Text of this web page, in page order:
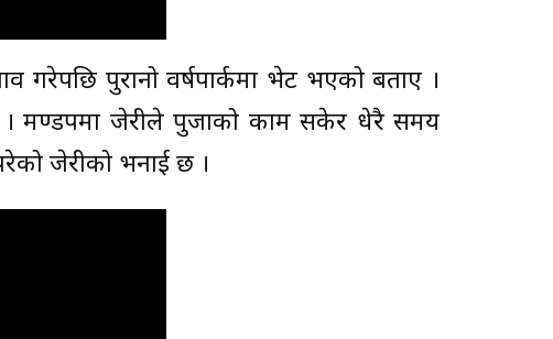
पुरानो वर्षपार्कमा भेट भएको बताए ।
मण्डपमा जेरीले पुजाको काम सकेर धेरै समय
जेरीको भनाई छ ।